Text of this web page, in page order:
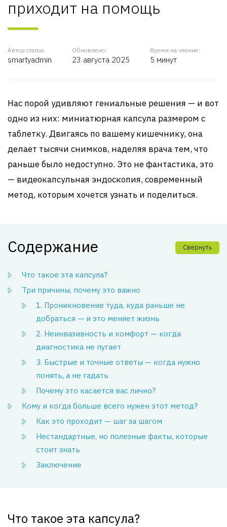
приходит на помощь
Автор статьи:
smartyadmin
Обновлено:
23 августа 2025
Время на чтение:
5 минут
Нас порой удивляют гениальные решения — и вот
одно из них: миниатюрная капсула размером с
таблетку. Двигаясь по вашему кишечнику, она
делает тысячи снимков, наделяя врача тем, что
раньше было недоступно. Это не фантастика, это
— видеокапсульная эндоскопия, современный
метод, которым хочется узнать и поделиться.
Содержание Свернуть
Что такое эта капсула?
Три причины, почему это важно
1. Проникновение туда, куда раньше не
добраться — и это меняет жизнь
2. Неинвазивность и комфорт — когда
диагностика не пугает
3. Быстрые и точные ответы — когда нужно
понять, а не гадать
Почему это касается вас лично?
Кому и когда больше всего нужен этот метод?
Как это проходит — шаг за шагом
Нестандартные, но полезные факты, которые
стоит знать
Заключение
Что такое эта капсула?